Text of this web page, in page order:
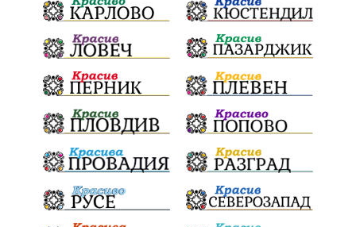
ОбщинскиСъвет ИранБългария
Индустриализация
БългарскотоМашиностроене ПравилаЗаВсички
ТониСтораро НеправилноПаркиране Булинг
ЯнкаРупкина НародноТворчество